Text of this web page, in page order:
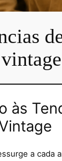
vintage
às
a cada